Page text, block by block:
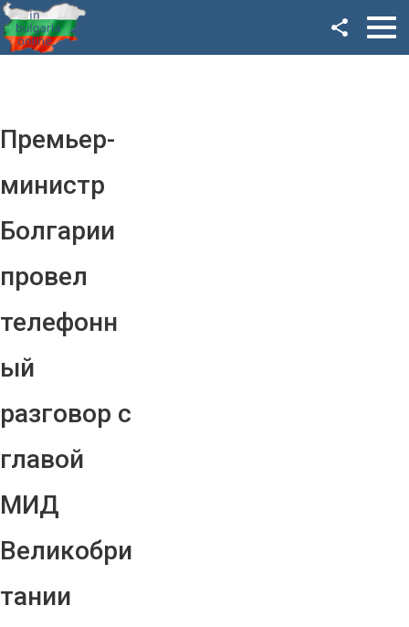
Премьер-
министр
Болгарии
провел
телефонн
ый
разговор с
главой
МИД
Великобри
тании